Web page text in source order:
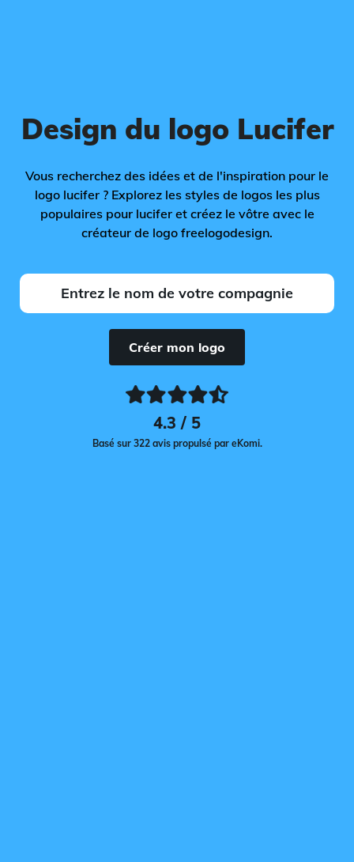
Design du logo Lucifer
Vous recherchez des idées et de l'inspiration pour le
logo lucifer ? Explorez les styles de logos les plus
populaires pour lucifer et créez le vôtre avec le
créateur de logo freelogodesign.
Créer mon logo
4.3 / 5
Basé sur 322 avis propulsé par eKomi.